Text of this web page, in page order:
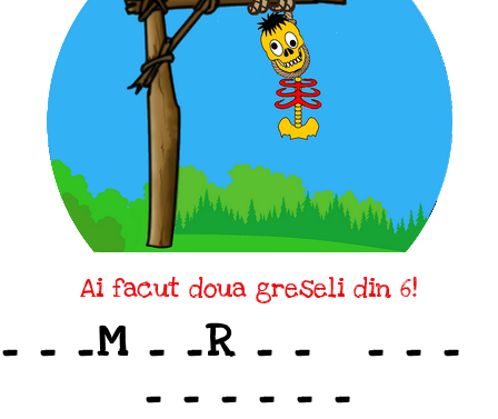
Ai facut doua greseli din 6!
_ _ _M _ _R _ _ _ _ _
_ _ _ _ _ _